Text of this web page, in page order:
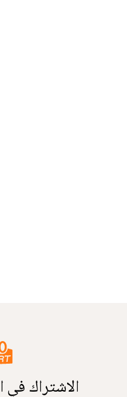
الاشتراك في